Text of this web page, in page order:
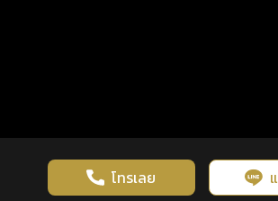
โทรเลย
เว็บไซต์นี้มีการใช้งานคุกกี้ เพื่อเพิ่มประสิทธิภาพและประ
ในการใช้งานเว็บไซต์ นโยบายความเป็นส่วนตัว
รู้ก่อน พร้อมกว่า ทุกจังหวะชีวิต